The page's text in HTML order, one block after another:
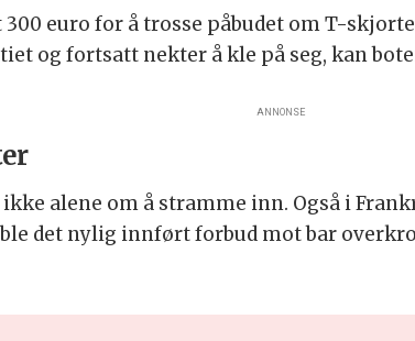
euro for å trosse påbudet om T-
og fortsatt nekter å kle på seg, kan
ANNONSE
alene om å stramme inn. Også i
det nylig innført forbud mot bar